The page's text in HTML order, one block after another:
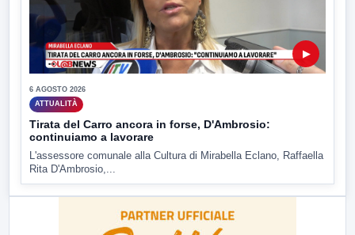
▶
6 AGOSTO 2026
ATTUALITÀ
Tirata del Carro ancora in forse, D'Ambrosio:
continuiamo a lavorare
L'assessore comunale alla Cultura di Mirabella Eclano, Raffaella
Rita D'Ambrosio,...